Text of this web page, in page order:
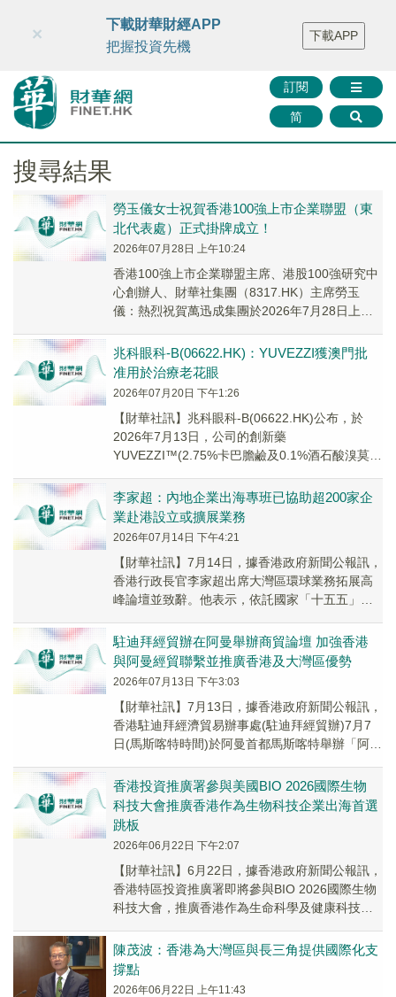
財華智庫網 FINTV FINMETA 財華證券 媒體矩陣
智庫沙龍
聯絡我們
訂閱
简
×
下載財華財經APP
把握投資先機
下載APP
搜尋結果
勞玉儀女士祝賀香港100強上市企業聯盟（東
北代表處）正式掛牌成立！
2026年07月28日 上午10:24
香港100強上市企業聯盟主席、港股100強研究中
心創辦人、財華社集團（8317.HK）主席勞玉
儀：熱烈祝賀萬迅成集團於2026年7月28日上
兆科眼科-B(06622.HK)：YUVEZZI獲澳門批
准用於治療老花眼
2026年07月20日 下午1:26
【財華社訊】兆科眼科-B(06622.HK)公布，於
2026年7月13日，公司的創新藥
YUVEZZI™(2.75%卡巴膽鹼及0.1%酒石酸溴莫尼
李家超：內地企業出海專班已協助超200家企
業赴港設立或擴展業務
2026年07月14日 下午4:21
【財華社訊】7月14日，據香港政府新聞公報訊，
香港行政長官李家超出席大灣區環球業務拓展高
峰論壇並致辭。他表示，依託國家「十五五」規
擔當市...
駐迪拜經貿辦在阿曼舉辦商貿論壇 加強香港
與阿曼經貿聯繫並推廣香港及大灣區優勢
2026年07月13日 下午3:03
【財華社訊】7月13日，據香港政府新聞公報訊，
香港駐迪拜經濟貿易辦事處(駐迪拜經貿辦)7月7
日(馬斯喀特時間)於阿曼首都馬斯喀特舉辦「阿
香港投資推廣署參與美國BIO 2026國際生物
科技大會推廣香港作為生物科技企業出海首選
跳板
2026年06月22日 下午2:07
【財華社訊】6月22日，據香港政府新聞公報訊，
香港特區投資推廣署即將參與BIO 2026國際生物
科技大會，推廣香港作為生命科學及健康科技企
陳茂波：香港為大灣區與長三角提供國際化支
撐點
2026年06月22日 上午11:43